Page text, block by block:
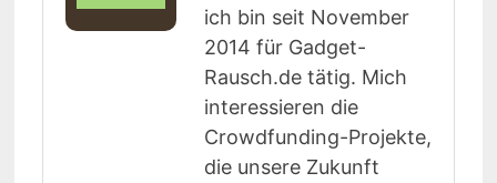
ich bin seit November
2014 für Gadget-
Rausch.de tätig. Mich
interessieren die
Crowdfunding-Projekte,
die unsere Zukunft